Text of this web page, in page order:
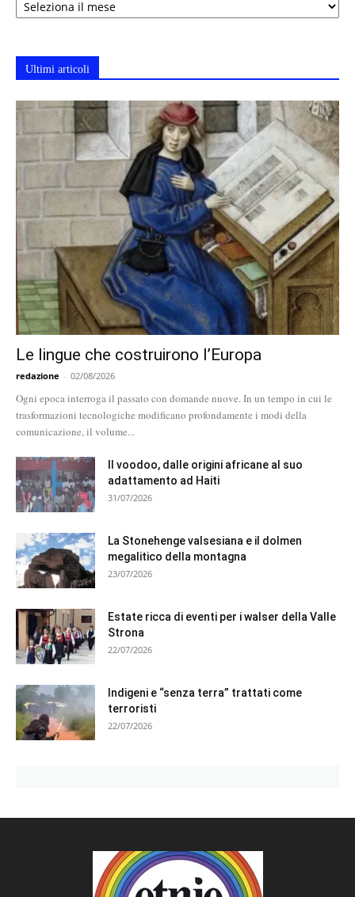
Ultimi articoli
Le lingue che costruirono l’Europa
redazione - 02/08/2026
Ogni epoca interroga il passato con domande nuove. In un tempo in cui le
trasformazioni tecnologiche modificano profondamente i modi della
comunicazione, il volume...
Il voodoo, dalle origini africane al suo
adattamento ad Haiti
31/07/2026
La Stonehenge valsesiana e il dolmen
megalitico della montagna
23/07/2026
Estate ricca di eventi per i walser della Valle
Strona
22/07/2026
Indigeni e “senza terra” trattati come
terroristi
22/07/2026